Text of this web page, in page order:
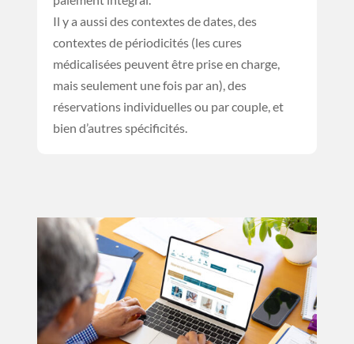
Il y a aussi des contextes de dates, des
contextes de périodicités (les cures
médicalisées peuvent être prise en charge,
mais seulement une fois par an), des
réservations individuelles ou par couple, et
bien d’autres spécificités.